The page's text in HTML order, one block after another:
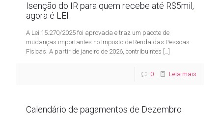
Isenção do IR para quem recebe até R$5mil,
agora é LEI
A Lei 15.270/2025 foi aprovada e traz um pacote de
mudanças importantes no Imposto de Renda das Pessoas
Físicas. A partir de janeiro de 2026, contribuintes […]
0 Leia mais
Calendário de pagamentos de Dezembro